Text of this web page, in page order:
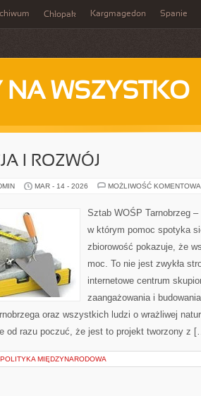
Chłopak Kargmagedon Spanie
NA WSZYSTKO
I ROZWÓJ
MAR - 14 - 2026 MOŻLIWOŚĆ
Sztab WOŚP Tarnobrzeg
w którym pomoc spotyka
zbiorowość pokazuje, że
moc. To nie jest zwykła
internetowe centrum
zaangażowania i
oraz wszystkich ludzi o wrażliwej
od razu poczuć, że jest to projekt tworzony z
POLITYKA MIĘDZYNARODOWA